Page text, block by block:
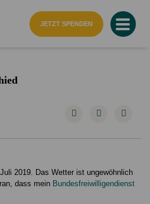
JETZT SPENDEN
2019. Das Wetter ist ungewöhnlich
dass mein Bundesfreiwilligendienst